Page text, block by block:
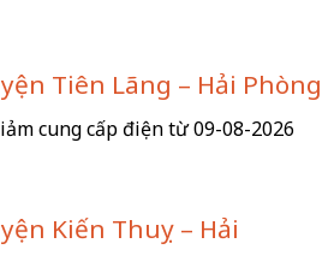
Tiên Lãng – Hải Phòng
cung cấp điện từ 09-08-2026
Kiến Thuỵ – Hải